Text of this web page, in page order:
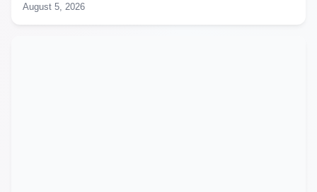
August 5, 2026